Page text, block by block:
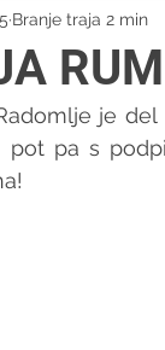
Branje traja 2 min
je
pot pa s